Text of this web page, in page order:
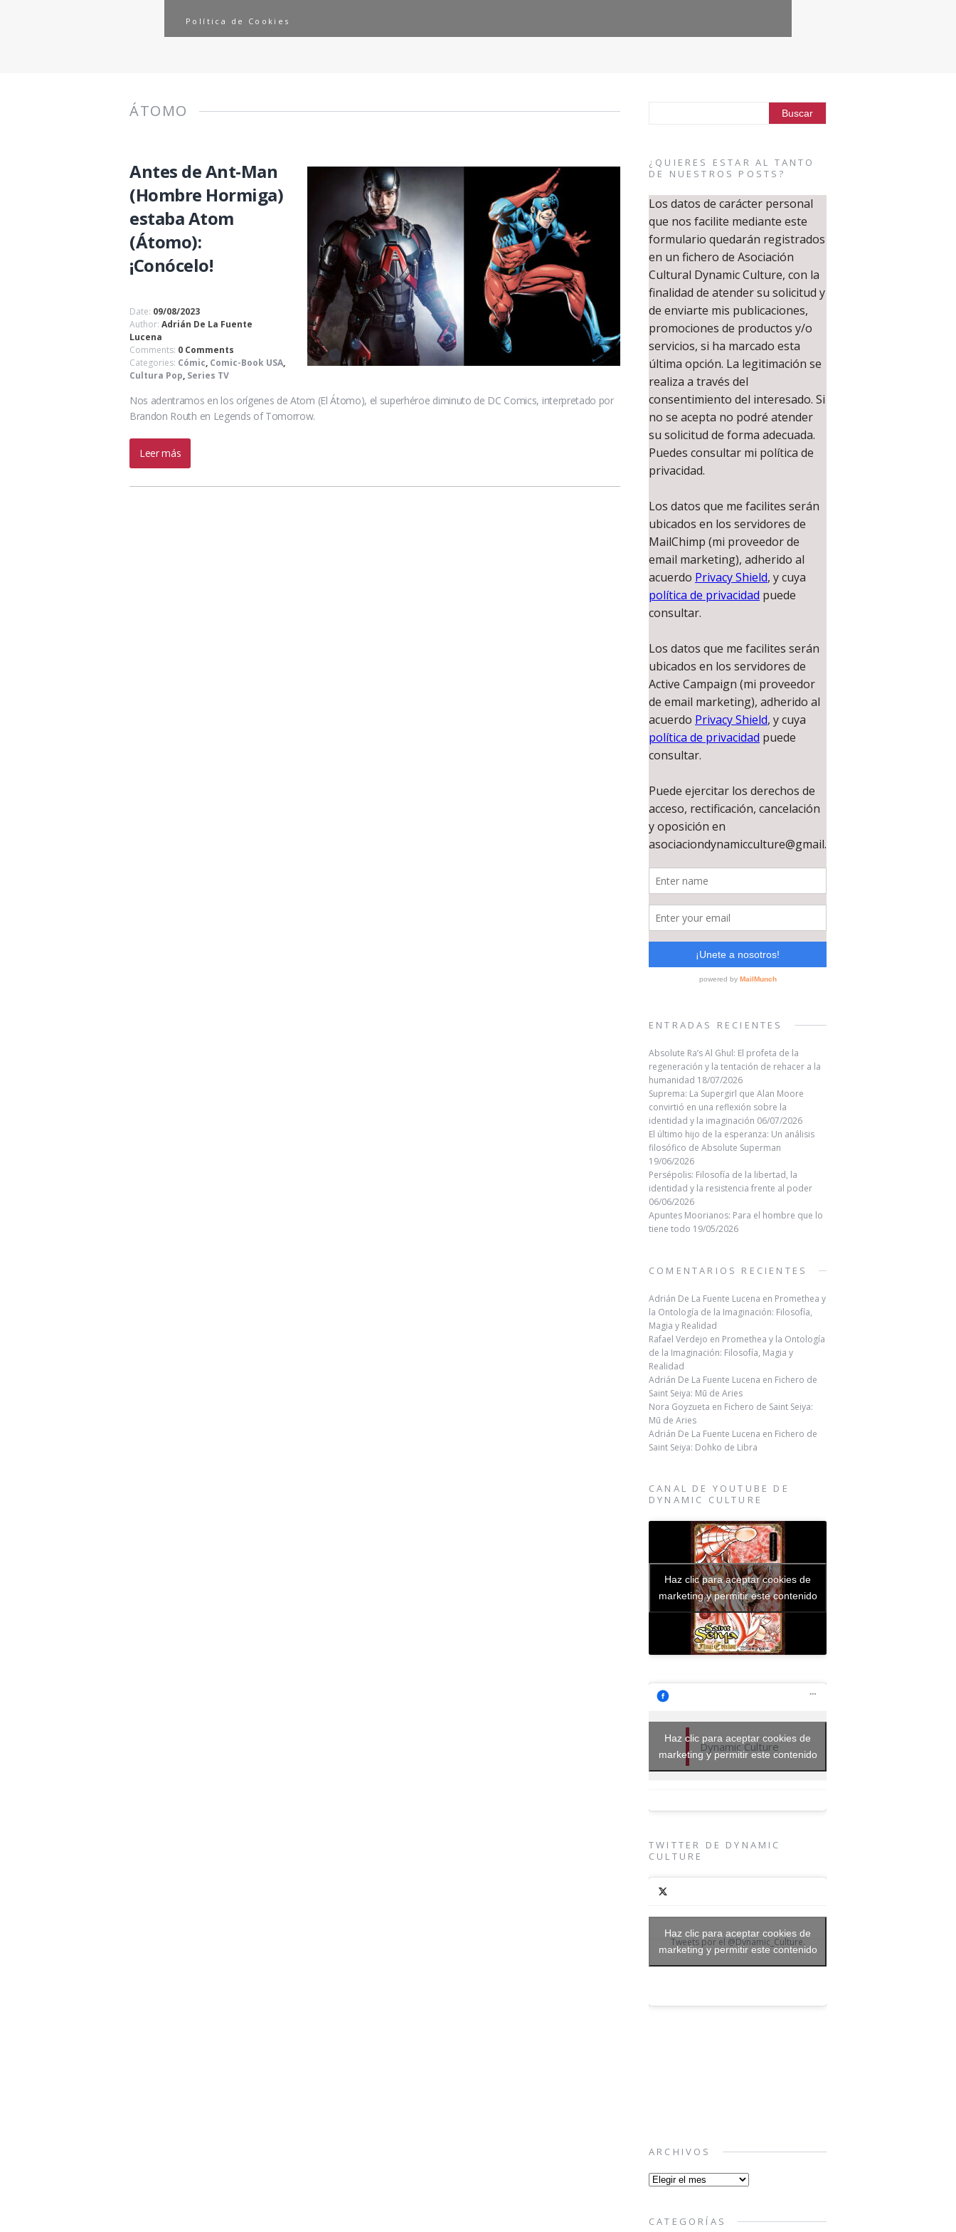
Política de Cookies
ÁTOMO
Antes de Ant-Man
(Hombre Hormiga)
estaba Atom
(Átomo):
¡Conócelo!
Date: 09/08/2023
Author: Adrián De La Fuente
Lucena
Comments: 0 Comments
Categories: Cómic, Comic-Book USA,
Cultura Pop, Series TV
Nos adentramos en los orígenes de Atom (El Átomo), el superhéroe diminuto de DC Comics, interpretado por
Brandon Routh en Legends of Tomorrow.
Leer más
¿QUIERES ESTAR AL TANTO
DE NUESTROS POSTS?
ENTRADAS RECIENTES
Absolute Ra’s Al Ghul: El profeta de la
regeneración y la tentación de rehacer a la
humanidad 18/07/2026
Suprema: La Supergirl que Alan Moore
convirtió en una reflexión sobre la
identidad y la imaginación 06/07/2026
El último hijo de la esperanza: Un análisis
filosófico de Absolute Superman
19/06/2026
Persépolis: Filosofía de la libertad, la
identidad y la resistencia frente al poder
06/06/2026
Apuntes Moorianos: Para el hombre que lo
tiene todo 19/05/2026
COMENTARIOS RECIENTES
Adrián De La Fuente Lucena en Promethea y
la Ontología de la Imaginación: Filosofía,
Magia y Realidad
Rafael Verdejo en Promethea y la Ontología
de la Imaginación: Filosofía, Magia y
Realidad
Adrián De La Fuente Lucena en Fichero de
Saint Seiya: Mū de Aries
Nora Goyzueta en Fichero de Saint Seiya:
Mū de Aries
Adrián De La Fuente Lucena en Fichero de
Saint Seiya: Dohko de Libra
CANAL DE YOUTUBE DE
DYNAMIC CULTURE
Haz clic para aceptar cookies de
marketing y permitir este contenido
Dynamic Culture
Haz clic para aceptar cookies de
marketing y permitir este contenido
TWITTER DE DYNAMIC
CULTURE
Tweets por el @Dynamic_Culture.
Haz clic para aceptar cookies de
marketing y permitir este contenido
ARCHIVOS
Archivos
CATEGORÍAS